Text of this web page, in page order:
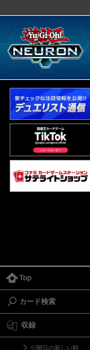
Top
カード検索
収録
公開日の新しい順